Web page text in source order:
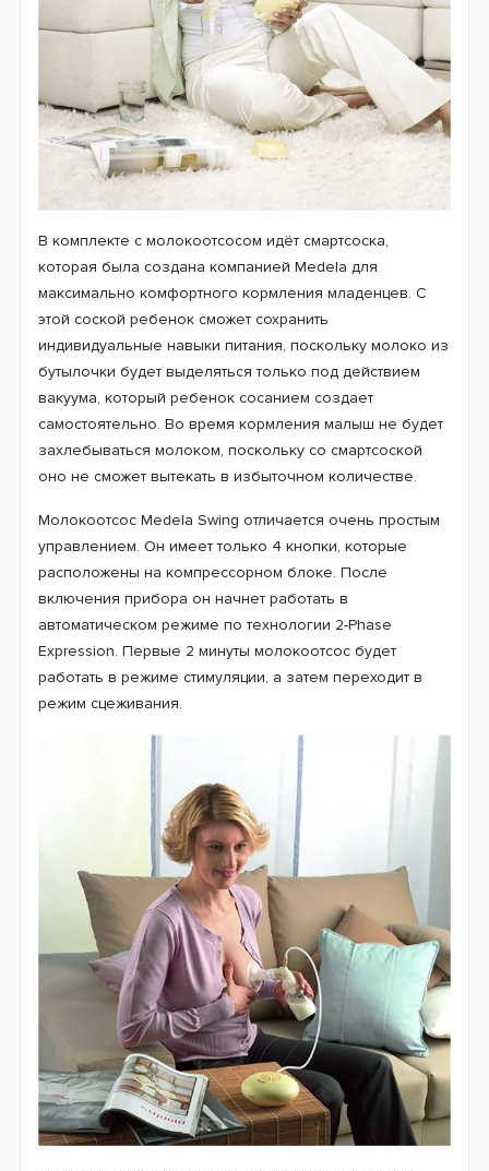
В комплекте с молокоотсосом идёт смартсоска,
которая была создана компанией Medela для
максимально комфортного кормления младенцев. С
этой соской ребенок сможет сохранить
индивидуальные навыки питания, поскольку молоко из
бутылочки будет выделяться только под действием
вакуума, который ребенок сосанием создает
самостоятельно. Во время кормления малыш не будет
захлебываться молоком, поскольку со смартсоской
оно не сможет вытекать в избыточном количестве.
Молокоотсос Medela Swing отличается очень простым
управлением. Он имеет только 4 кнопки, которые
расположены на компрессорном блоке. После
включения прибора он начнет работать в
автоматическом режиме по технологии 2-Phase
Expression. Первые 2 минуты молокоотсос будет
работать в режиме стимуляции, а затем переходит в
режим сцеживания.